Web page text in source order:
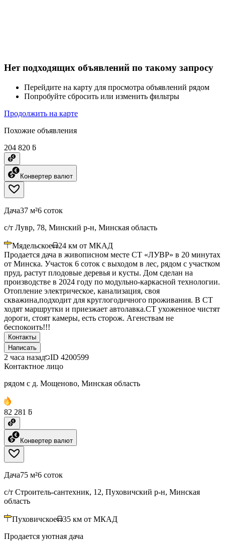
Нет подходящих объявлений по такому запросу
Перейдите на карту для просмотра объявлений рядом
Попробуйте сбросить или изменить фильтры
Продолжить на карте
Похожие объявления
204 820 ƃ
Конвертер валют
Дача37 м²6 соток
с/т Лувр, 78, Минский р-н, Минская область
Мядельское 24 км от МКАД
Продается дача в живописном месте СТ «ЛУВР» в 20 минутах
от Минска. Участок 6 соток с выходом в лес, рядом с участком
пруд, растут плодовые деревья и кусты. Дом сделан на
производстве в 2024 году по модульно-каркасной технологии.
Отопление электрическое, канализация, своя
скважина,подходит для круглогодичного проживания. В СТ
ходят маршрутки и приезжает автолавка.СТ ухоженное чистят
дороги, стоят камеры, есть сторож. Агенствам не
беспокоить!!!
Контакты
Написать
2 часа назад ID 4200599
Контактное лицо
рядом с д. Мощеново, Минская область
82 281 ƃ
Конвертер валют
Дача75 м²6 соток
с/т Строитель-сантехник, 12, Пуховичский р-н, Минская
область
Пуховичское 35 км от МКАД
Продается уютная дача